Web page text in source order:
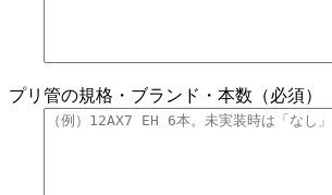
プリ管の規格・ブランド・本数（必須）